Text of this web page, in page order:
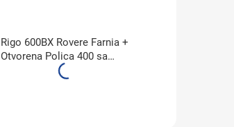
Rigo 600BX Rovere Farnia +
Otvorena Polica 400 sa
Pločom RF bez Umivaonika